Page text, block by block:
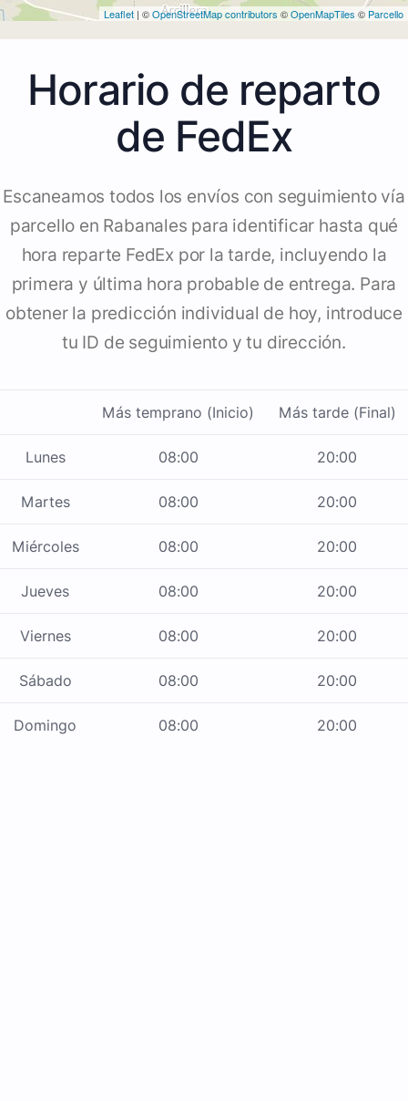
Leaflet | ©OpenStreetMap contributors ©OpenMapTiles © Parcello
Horario de reparto
de FedEx
Escaneamos todos los envíos con seguimiento vía
parcello en Rabanales para identificar hasta qué
hora reparte FedEx por la tarde, incluyendo la
primera y última hora probable de entrega. Para
obtener la predicción individual de hoy, introduce
tu ID de seguimiento y tu dirección.
Más temprano (Inicio) Más tarde (Final)
Lunes 08:00 20:00
Martes 08:00 20:00
Miércoles 08:00 20:00
Jueves 08:00 20:00
Viernes 08:00 20:00
Sábado 08:00 20:00
Domingo 08:00 20:00